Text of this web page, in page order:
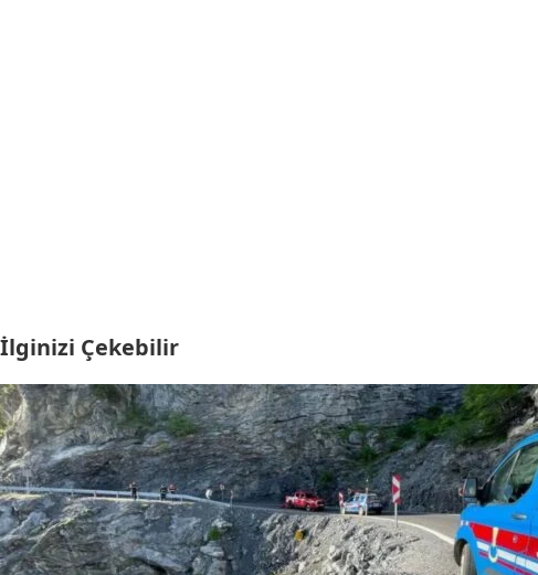
İlginizi Çekebilir